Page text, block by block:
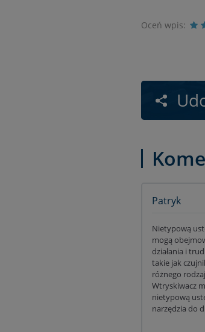
Oceń wpis:
Patryk
Nietypową
mogą
działania i
takie jak
różnego
Wtryskiwacz
nietypową
narzędzia do